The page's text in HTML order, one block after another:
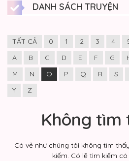
DANH SÁCH TRUYỆN
TẤT CẢ 0 1 2 3 4
A
B C D E F G
M
N O P Q R S
Y
Z
Không tìm
Có vẻ như chúng tôi không tìm
kiếm. Có lẽ tìm kiếm